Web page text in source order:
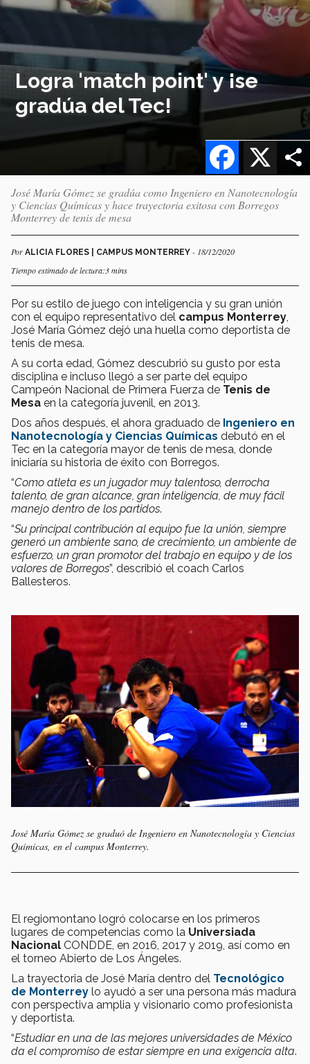
Logra 'match point' y ¡se
gradúa del Tec!
X
Facebook
José María Gómez se gradúa como Ingeniero en Nanotecnología
y Ciencias Químicas y hace trayectoria exitosa con Borregos
Monterrey de tenis de mesa
Por ALICIA FLORES | CAMPUS MONTERREY - 18/12/2020
Tiempo estimado de lectura:3 mins
Por su estilo de juego con inteligencia y su gran unión
con el equipo representativo del campus Monterrey
José María Gómez dejó una huella como deportista de
tenis de mesa.
A su corta edad, Gómez descubrió su gusto por esta
disciplina e incluso llegó a ser parte del equipo
Campeón Nacional de Primera Fuerza de Tenis de
Mesa en la categoría juvenil, en 2013.
Dos años después, el ahora graduado de Ingeniero en
Nanotecnología y Ciencias Químicas debutó en el
Tec en la categoría mayor de tenis de mesa, donde
iniciaría su historia de éxito con Borregos.
“Como atleta es un jugador muy talentoso, derrocha
talento, de gran alcance, gran inteligencia, de muy fácil
manejo dentro de los partidos.
“Su principal contribución al equipo fue la unión, siempre
generó un ambiente sano, de crecimiento, un ambiente de
esfuerzo, un gran promotor del trabajo en equipo y de los
valores de Borregos”, describió el coach Carlos
Ballesteros.
José María Gómez se graduó de Ingeniero en Nanotecnología y Ciencias
Químicas, en el campus Monterrey.
El regiomontano logró colocarse en los primeros
lugares de competencias como la Universiada
Nacional CONDDE, en 2016, 2017 y 2019, así como en
el torneo Abierto de Los Ángeles.
La trayectoria de José María dentro del Tecnológico
de Monterrey lo ayudó a ser una persona más madura
con perspectiva amplia y visionario como profesionista
y deportista.
“Estudiar en una de las mejores universidades de México
da el compromiso de estar siempre en una exigencia alta.